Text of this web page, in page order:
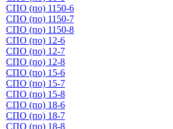
СПО (по) 1150-6
СПО (по) 1150-7
СПО (по) 1150-8
СПО (по) 12-6
СПО (по) 12-7
СПО (по) 12-8
СПО (по) 15-6
СПО (по) 15-7
СПО (по) 15-8
СПО (по) 18-6
СПО (по) 18-7
СПО (по) 18-8